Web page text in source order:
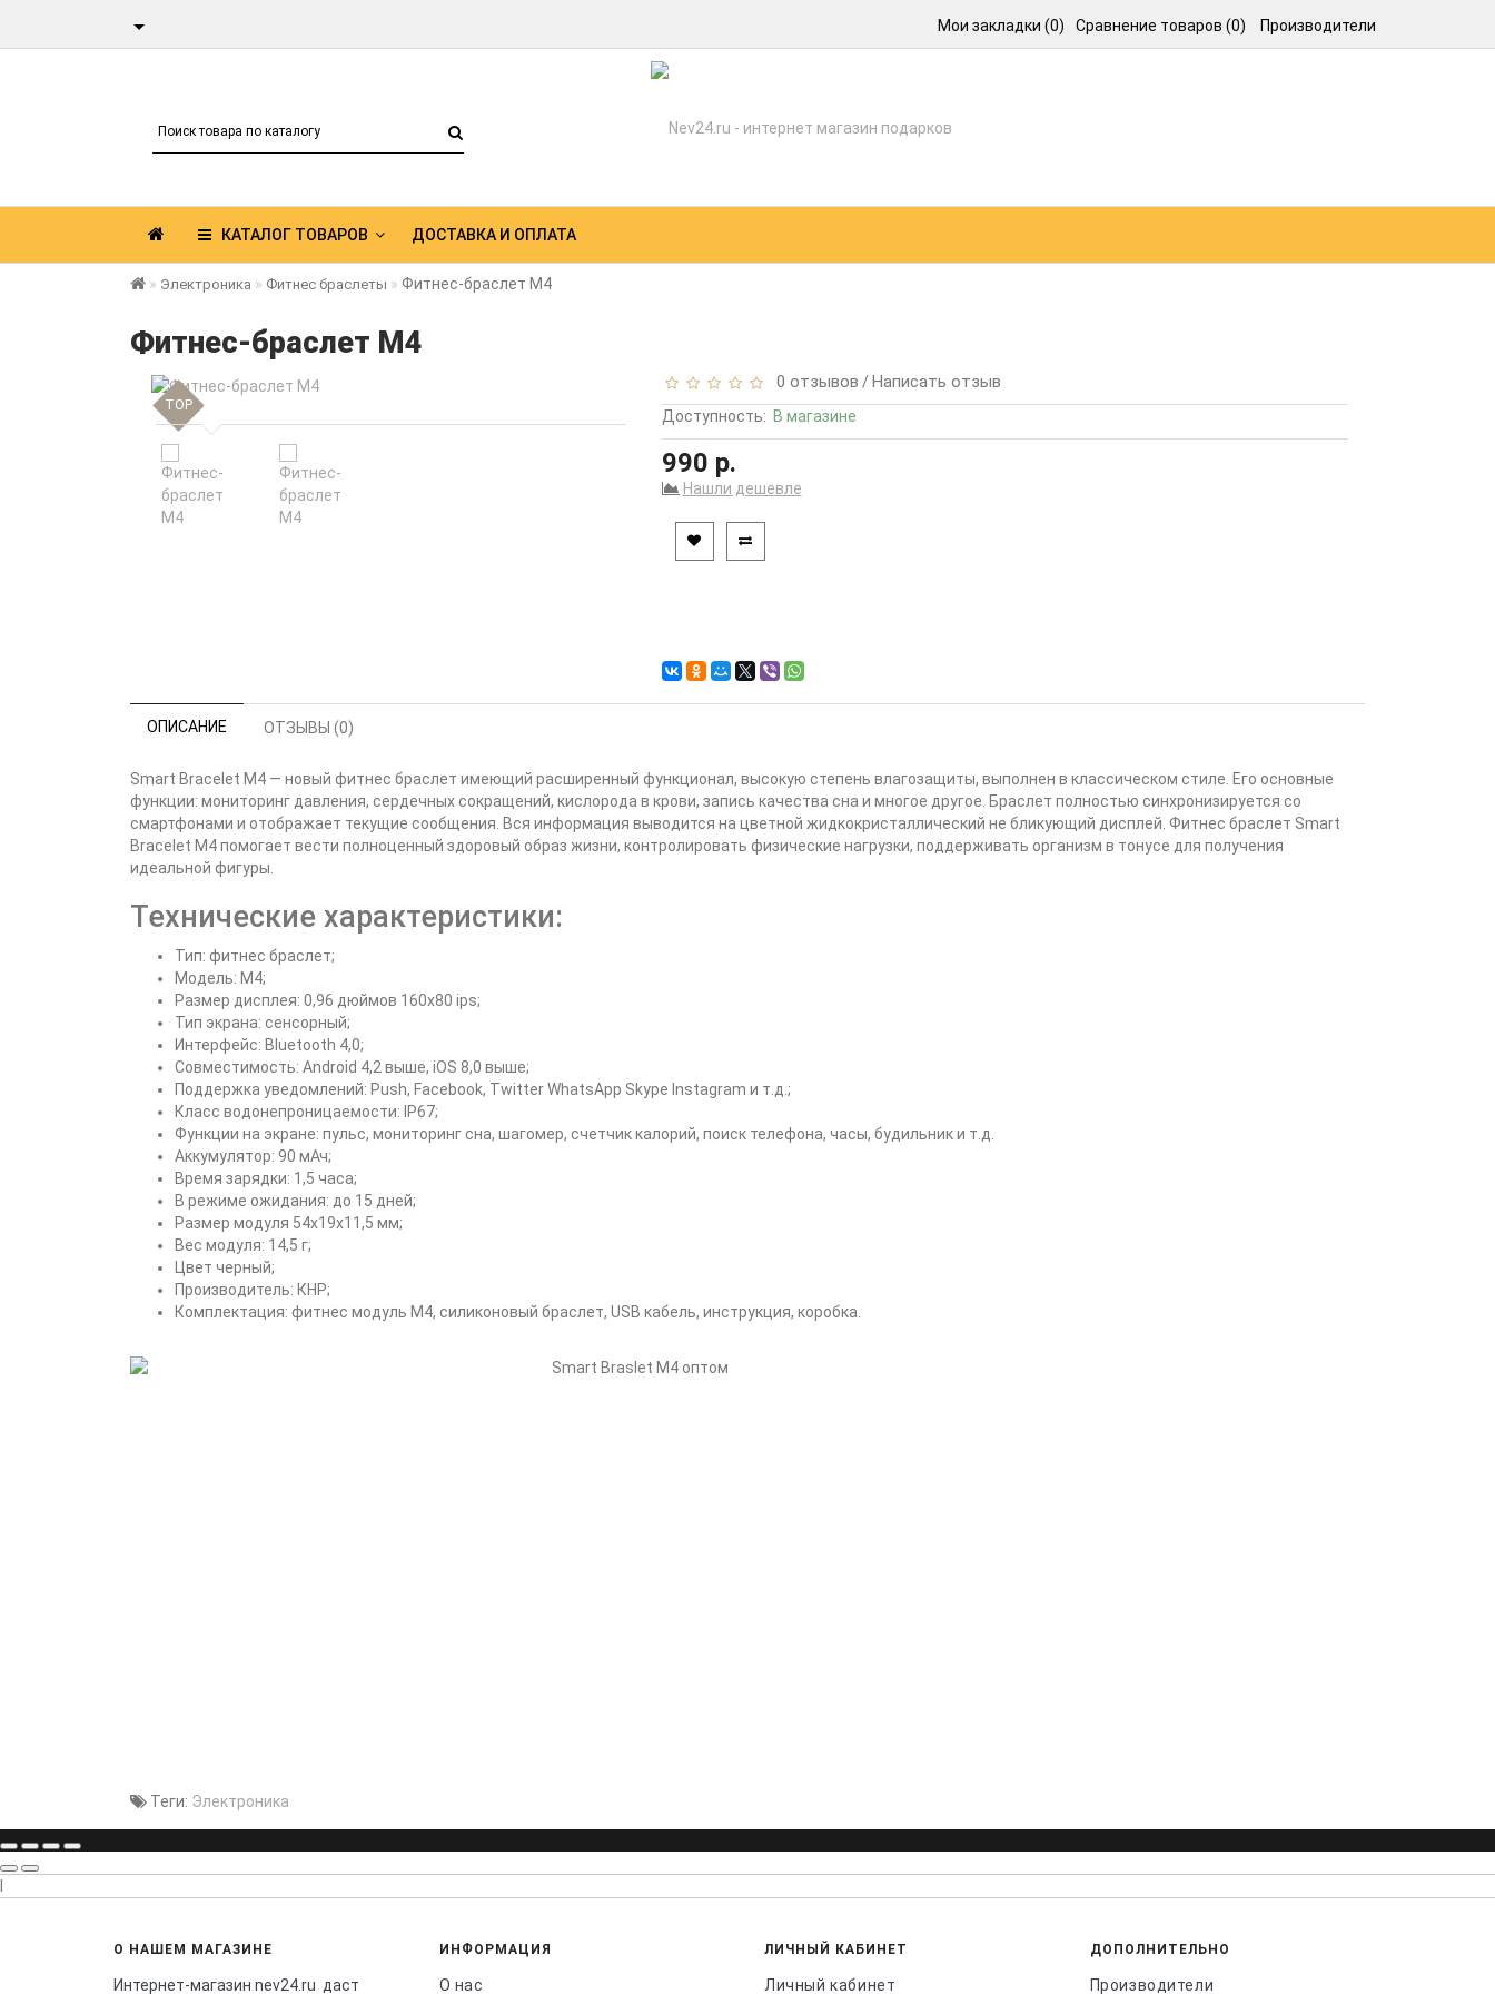
Мои закладки (0) Сравнение товаров (0) Производители
КАТАЛОГ ТОВАРОВ ДОСТАВКА И ОПЛАТА
Электроника Фитнес браслеты Фитнес-браслет M4
Фитнес-браслет M4
TOP
0 отзывов / Написать отзыв
Доступность: В магазине
990 р.
Нашли дешевле
ОПИСАНИЕ ОТЗЫВЫ (0)
Smart Bracelet M4 — новый фитнес браслет имеющий расширенный функционал, высокую степень влагозащиты, выполнен в классическом стиле. Его основные
функции: мониторинг давления, сердечных сокращений, кислорода в крови, запись качества сна и многое другое. Браслет полностью синхронизируется со
смартфонами и отображает текущие сообщения. Вся информация выводится на цветной жидкокристаллический не бликующий дисплей. Фитнес браслет Smart
Bracelet M4 помогает вести полноценный здоровый образ жизни, контролировать физические нагрузки, поддерживать организм в тонусе для получения
идеальной фигуры.
Технические характеристики:
Тип: фитнес браслет;
Модель: M4;
Размер дисплея: 0,96 дюймов 160х80 ips;
Тип экрана: сенсорный;
Интерфейс: Bluetooth 4,0;
Совместимость: Android 4,2 выше, iOS 8,0 выше;
Поддержка уведомлений: Push, Facebook, Twitter WhatsApp Skype Instagram и т.д.;
Класс водонепроницаемости: IP67;
Функции на экране: пульс, мониторинг сна, шагомер, счетчик калорий, поиск телефона, часы, будильник и т.д.
Аккумулятор: 90 мАч;
Время зарядки: 1,5 часа;
В режиме ожидания: до 15 дней;
Размер модуля 54х19х11,5 мм;
Вес модуля: 14,5 г;
Цвет черный;
Производитель: КНР;
Комплектация: фитнес модуль M4, силиконовый браслет, USB кабель, инструкция, коробка.
Теги: Электроника
О НАШЕМ МАГАЗИНЕ
Интернет-магазин nev24.ru даст
ИНФОРМАЦИЯ
О нас
ЛИЧНЫЙ КАБИНЕТ
Личный кабинет
ДОПОЛНИТЕЛЬНО
Производители